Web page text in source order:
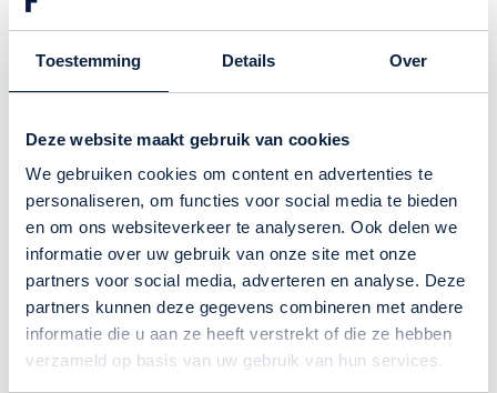
Toestemming Details Over
Deze website maakt gebruik van cookies
We gebruiken cookies om content en advertenties te
personaliseren, om functies voor social media te bieden
en om ons websiteverkeer te analyseren. Ook delen we
informatie over uw gebruik van onze site met onze
partners voor social media, adverteren en analyse. Deze
partners kunnen deze gegevens combineren met andere
informatie die u aan ze heeft verstrekt of die ze hebben
verzameld op basis van uw gebruik van hun services.
winkel te bekijken en vindt bij ons alleen
wordt duidelijk met welke woonomstandigheden
we rekening moeten houden en welke sfeer,
materialen, kleuren en dessins passen bij jouw
interieur en binnen jouw budget.
Kennis van zaken
Bij het kiezen van de juiste vloer of